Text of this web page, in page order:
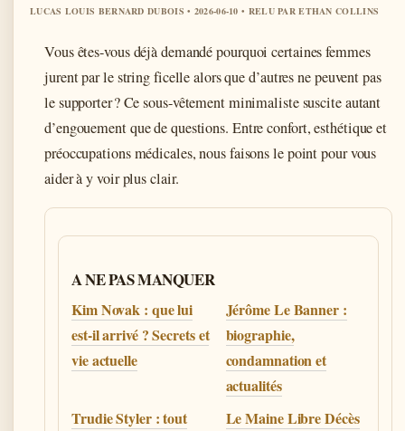
LUCAS LOUIS BERNARD DUBOIS • 2026-06-10 • RELU PAR ETHAN COLLINS
Vous êtes-vous déjà demandé pourquoi certaines femmes
jurent par le string ficelle alors que d’autres ne peuvent pas
le supporter ? Ce sous-vêtement minimaliste suscite autant
d’engouement que de questions. Entre confort, esthétique et
préoccupations médicales, nous faisons le point pour vous
aider à y voir plus clair.
A NE PAS MANQUER
Kim Novak : que lui
est-il arrivé ? Secrets et
vie actuelle
Jérôme Le Banner :
biographie,
condamnation et
actualités
Trudie Styler : tout
Le Maine Libre Décès